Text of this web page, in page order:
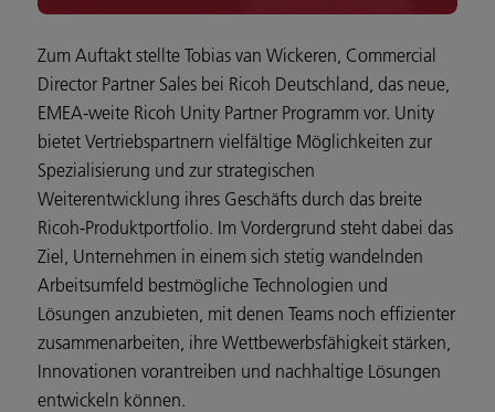
Zum Auftakt stellte Tobias van Wickeren, Commercial
Director Partner Sales bei Ricoh Deutschland, das neue,
EMEA-weite Ricoh Unity Partner Programm vor. Unity
bietet Vertriebspartnern vielfältige Möglichkeiten zur
Spezialisierung und zur strategischen
Weiterentwicklung ihres Geschäfts durch das breite
Ricoh-Produktportfolio. Im Vordergrund steht dabei das
Ziel, Unternehmen in einem sich stetig wandelnden
Arbeitsumfeld bestmögliche Technologien und
Lösungen anzubieten, mit denen Teams noch effizienter
zusammenarbeiten, ihre Wettbewerbsfähigkeit stärken,
Innovationen vorantreiben und nachhaltige Lösungen
entwickeln können.